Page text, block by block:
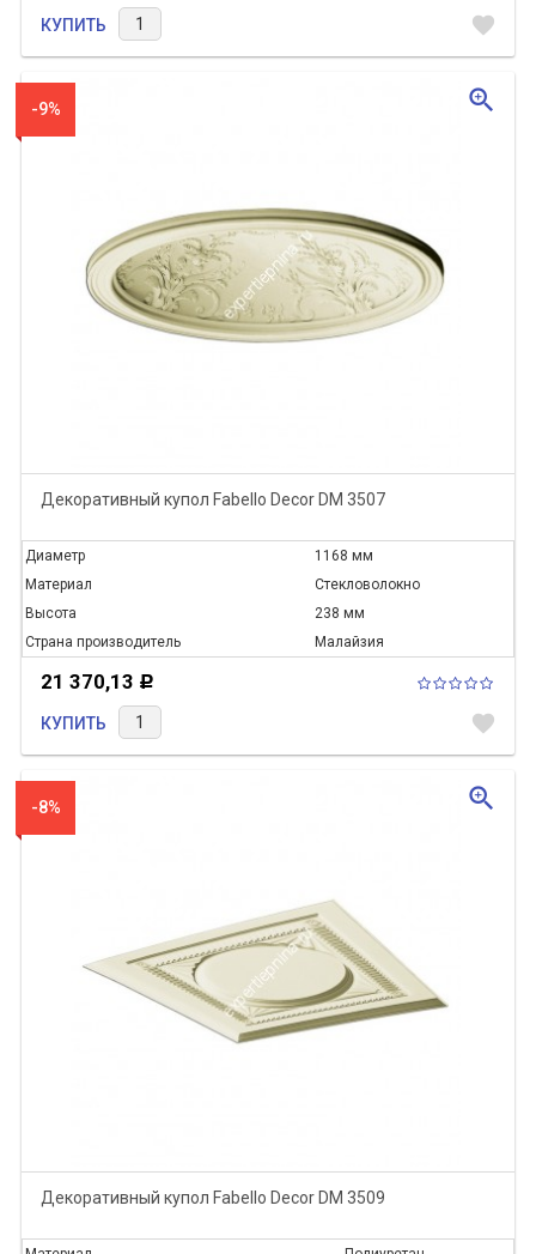
КУПИТЬ favorite
-9%
Декоративный купол Fabello Decor DM 3507
Диаметр
1168 мм
Материал
Стекловолокно
Высота
238 мм
Страна производитель
Малайзия
21 370,13 Р
КУПИТЬ favorite
zoom_in
-8%
Декоративный купол Fabello Decor DM 3509
zoom_in